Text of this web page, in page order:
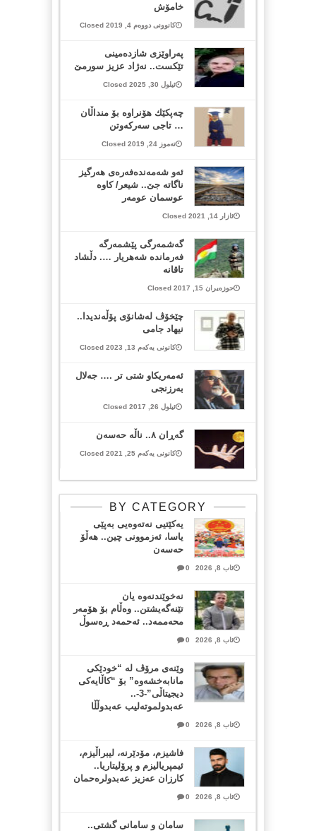
خامۆش
کانوونی دووەم 4, 2019 Closed
په‌راوێزی شازده‌مینی
تێكست.. ‌نه‌ژاد عزیز سورمێ
ئیلول 30, 2025 Closed
چه‌پكێك هۆنراوه‌ بۆ منداڵان
… تاجی سه‌ركه‌وتن
تەموز 24, 2019 Closed
ئەو شەمەندەفەرەی هەرگیز
ناگاتە جێ.. شیعر/ کاوە
عوسمان عومەر
ئازار 14, 2021 Closed
گه‌شمه‌رگی پێشمه‌رگه‌
فەرماندە شه‌هریار …. دڵشاد
تاقانه‌
حوزەیران 15, 2017 Closed
چێخۆڤ لەشانۆی پۆڵەندیدا..
نیهاد جامی
کانونی یەکەم 13, 2023 Closed
ئەمەریکاو شتی تر .‬… جەلال
بەرزنجی
ئیلول 26, 2017 Closed
گەڕان ٨.. ناڵە حەسەن
کانونی یەکەم 25, 2021 Closed
BY CATEGORY
یەکێتیی نەتەوەیی بەپێی
یاسا، ئەزموونی چین.. هەڵۆ
حەسەن
ئاب 8, 2026 0
نەخوێندنەوە یان
تێنەگەیشتن.. وەڵام بۆ هۆمەر
محەممەد.. ئەحمەد ڕەسوڵ
ئاب 8, 2026 0
وێنەی مرۆڤ لە “خودێکی
مانابەخشەوە” بۆ “کاڵایەکی
دیجیتاڵی”-3-..
عەبدولموتەلیب عەبدوڵڵا
ئاب 8, 2026 0
فاشیزم، مۆدێرنە، لیبراڵیزم،
ئیمپریالیزم و پرۆلیتاریا..
کارزان عەزیز عەبدولرەحمان
ئاب 8, 2026 0
سامان و سامانی گشتی..